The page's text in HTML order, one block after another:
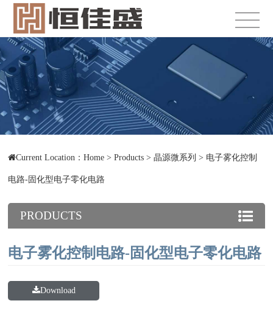
Current Location：Home >Products >晶源微系列 > 电子雾化控制
电路-固化型电子零化电路
PRODUCTS
电子雾化控制电路-固化型电子零化电路
Download